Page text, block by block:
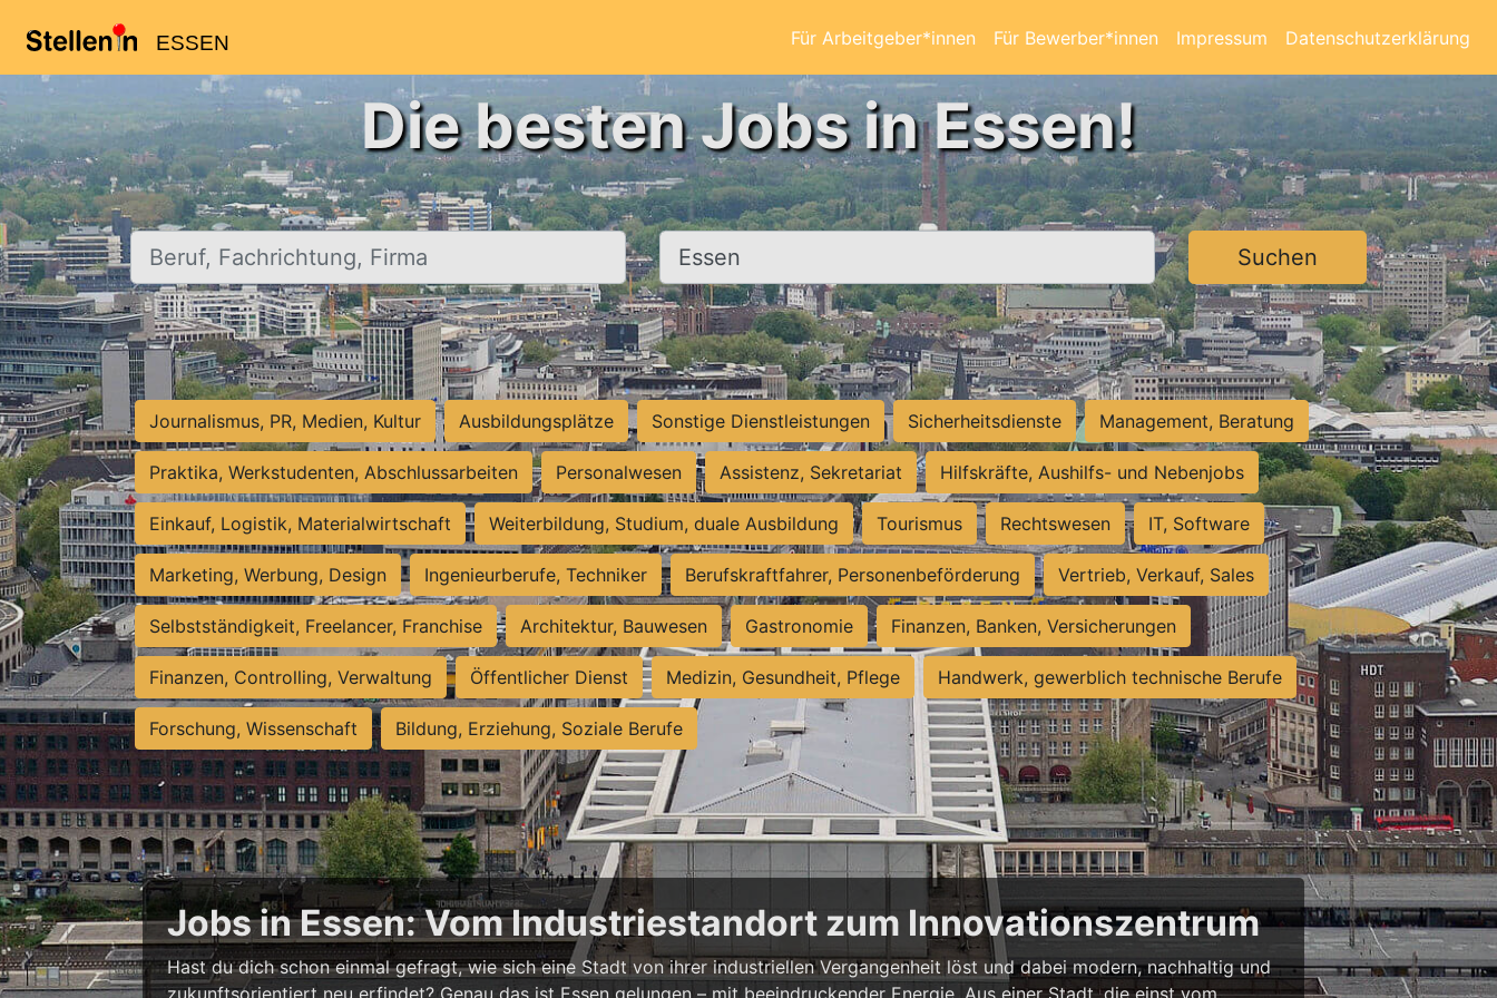
ESSEN Für Arbeitgeber*innen Für Bewerber*innen Impressum Datenschutzerklärung
Die besten Jobs in Essen!
Beruf, Fachrichtung, Firma Ort, Stadt Suchen
Journalismus, PR, Medien, Kultur Ausbildungsplätze Sonstige Dienstleistungen Sicherheitsdienste Management, Beratung
Praktika, Werkstudenten, Abschlussarbeiten Personalwesen Assistenz, Sekretariat Hilfskräfte, Aushilfs- und Nebenjobs
Einkauf, Logistik, Materialwirtschaft Weiterbildung, Studium, duale Ausbildung Tourismus Rechtswesen IT, Software
Marketing, Werbung, Design Ingenieurberufe, Techniker Berufskraftfahrer, Personenbeförderung Vertrieb, Verkauf, Sales
Selbstständigkeit, Freelancer, Franchise Architektur, Bauwesen Gastronomie Finanzen, Banken, Versicherungen
Finanzen, Controlling, Verwaltung Öffentlicher Dienst Medizin, Gesundheit, Pflege Handwerk, gewerblich technische Berufe
Forschung, Wissenschaft Bildung, Erziehung, Soziale Berufe
Jobs in Essen: Vom Industriestandort zum Innovationszentrum
Hast du dich schon einmal gefragt, wie sich eine Stadt von ihrer industriellen Vergangenheit löst und dabei modern, nachhaltig und